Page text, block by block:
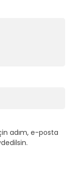
adım, e-posta